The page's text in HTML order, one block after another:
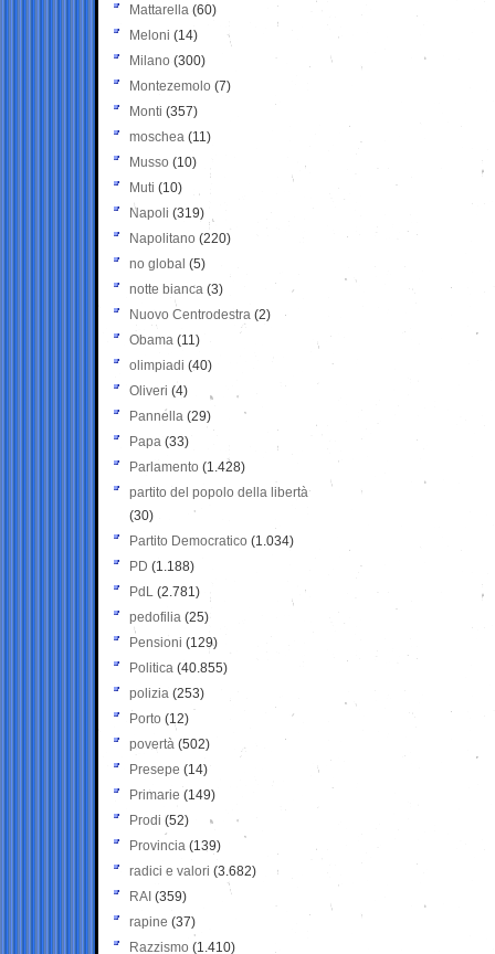
Mattarella (60)
Meloni (14)
Milano (300)
Montezemolo (7)
Monti (357)
moschea (11)
Musso (10)
Muti (10)
Napoli (319)
Napolitano (220)
no global (5)
notte bianca (3)
Nuovo Centrodestra (2)
Obama (11)
olimpiadi (40)
Oliveri (4)
Pannella (29)
Papa (33)
Parlamento (1.428)
partito del popolo della libertà
(30)
Partito Democratico (1.034)
PD (1.188)
PdL (2.781)
pedofilia (25)
Pensioni (129)
Politica (40.855)
polizia (253)
Porto (12)
povertà (502)
Presepe (14)
Primarie (149)
Prodi (52)
Provincia (139)
radici e valori (3.682)
RAI (359)
rapine (37)
Razzismo (1.410)